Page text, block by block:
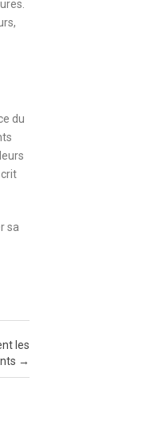
du
sa
les
→